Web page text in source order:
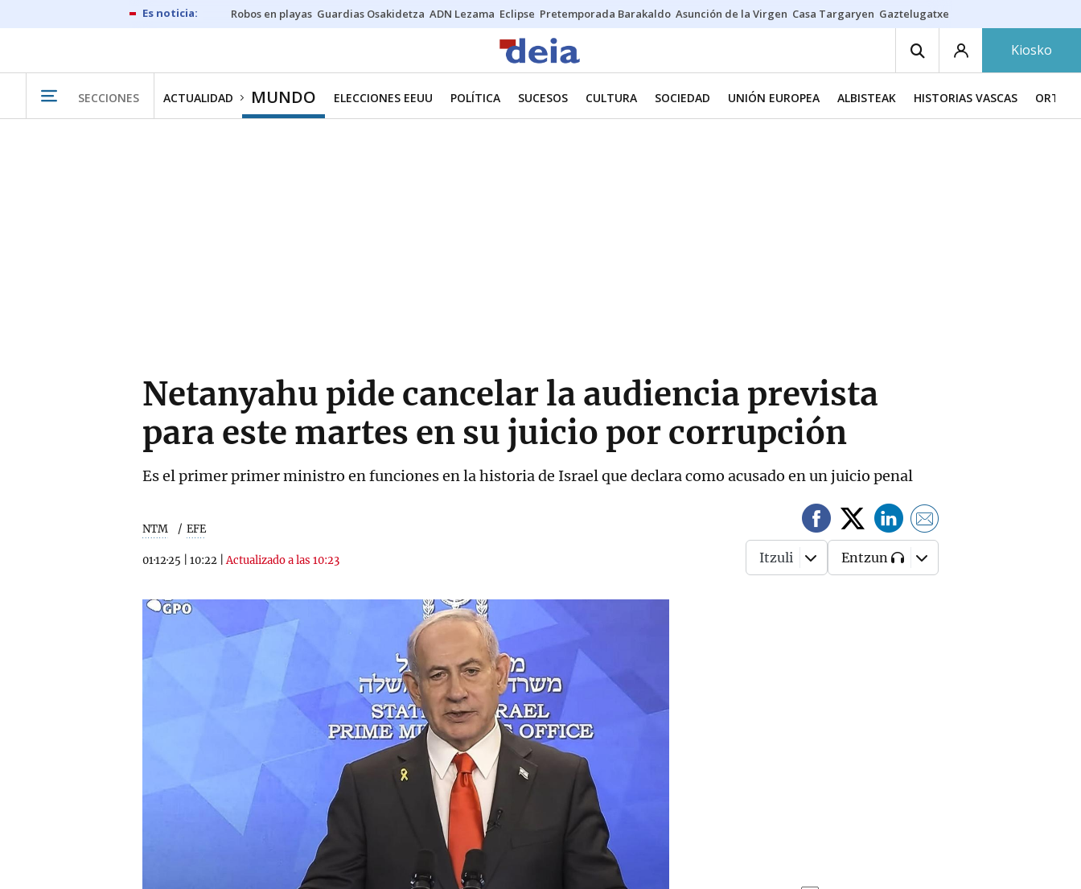
Robos en playas Guardias Osakidetza ADN Lezama Eclipse Pretemporada Barakaldo Asunción de la Virgen Casa Targaryen Gaztelugatxe
Kiosko
SECCIONES ACTUALIDAD MUNDO ELECCIONES EEUU POLÍTICA SUCESOS CULTURA SOCIEDAD UNIÓN EUROPEA ALBISTEAK HISTORIAS VASCAS
Netanyahu pide cancelar la audiencia prevista
para este martes en su juicio por corrupción
Es el primer primer ministro en funciones en la historia de Israel que declara como acusado en un juicio penal
NTM EFE
01·12·25 10:22 |Actualizado a las 10:23 Itzuli Entzun